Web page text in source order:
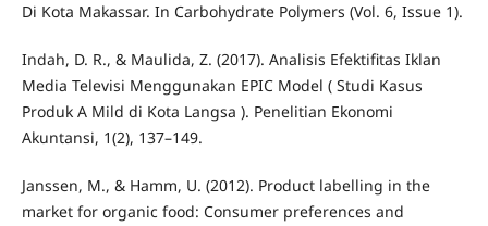
Di Kota Makassar. In Carbohydrate Polymers (Vol. 6, Issue 1).
Indah, D. R., & Maulida, Z. (2017). Analisis Efektifitas Iklan
Media Televisi Menggunakan EPIC Model ( Studi Kasus
Produk A Mild di Kota Langsa ). Penelitian Ekonomi
Akuntansi, 1(2), 137–149.
Janssen, M., & Hamm, U. (2012). Product labelling in the
market for organic food: Consumer preferences and